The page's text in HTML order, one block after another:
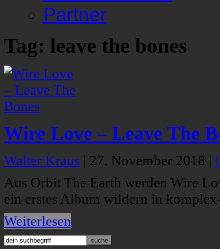
Partner
Tag: leave the bones
Wire Love – Leave The
Walter Kraus | 27. November 2018 |
Aus Orbit The Earth werden Wire
ein erstes Album wildern in
Weiterlesen